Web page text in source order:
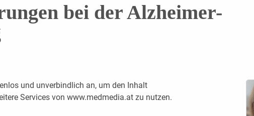
bei der Alzheimer-
und unverbindlich an, um den Inhalt
Services von www.medmedia.at zu nutzen.